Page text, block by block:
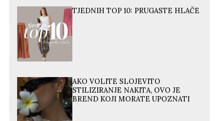
TJEDNIH TOP 10: PRUGASTE HLAČE
AKO VOLITE SLOJEVITO
STILIZIRANJE NAKITA, OVO JE
BREND KOJI MORATE UPOZNATI